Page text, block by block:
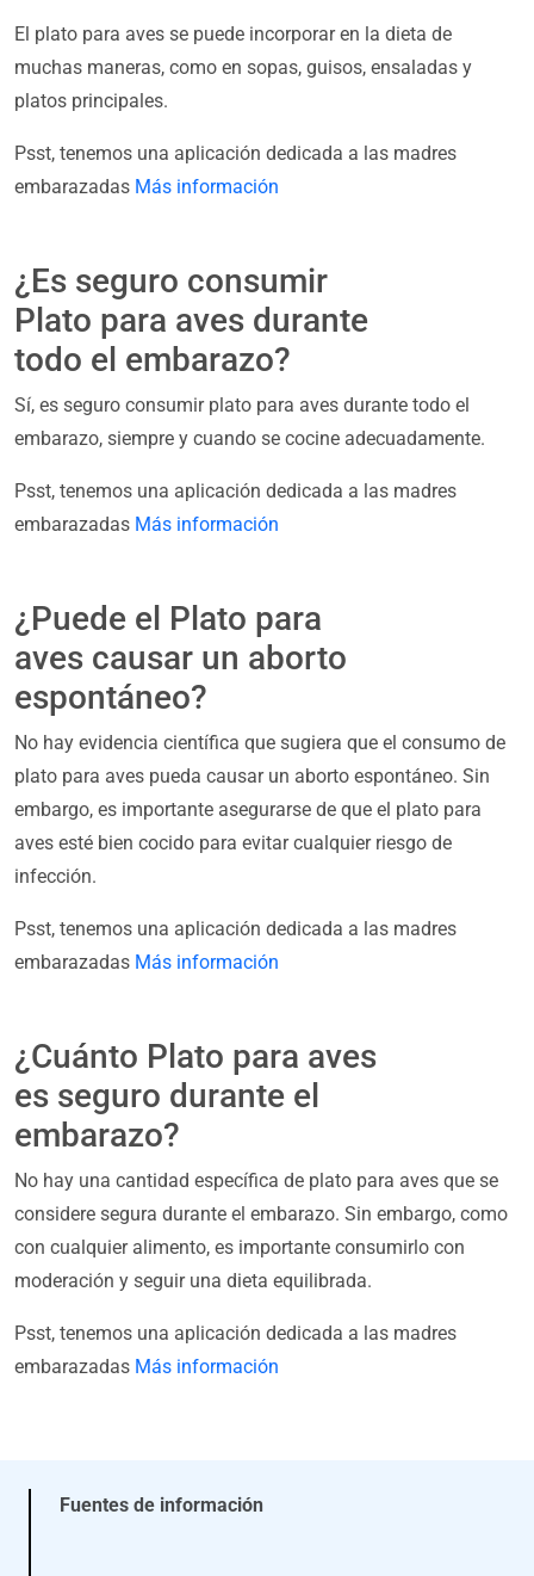
El plato para aves se puede incorporar en la dieta de
muchas maneras, como en sopas, guisos, ensaladas y
platos principales.
Psst, tenemos una aplicación dedicada a las madres
embarazadas Más información
¿Es seguro consumir
Plato para aves durante
todo el embarazo?
Sí, es seguro consumir plato para aves durante todo el
embarazo, siempre y cuando se cocine adecuadamente.
Psst, tenemos una aplicación dedicada a las madres
embarazadas Más información
¿Puede el Plato para
aves causar un aborto
espontáneo?
No hay evidencia científica que sugiera que el consumo de
plato para aves pueda causar un aborto espontáneo. Sin
embargo, es importante asegurarse de que el plato para
aves esté bien cocido para evitar cualquier riesgo de
infección.
Psst, tenemos una aplicación dedicada a las madres
embarazadas Más información
¿Cuánto Plato para aves
es seguro durante el
embarazo?
No hay una cantidad específica de plato para aves que se
considere segura durante el embarazo. Sin embargo, como
con cualquier alimento, es importante consumirlo con
moderación y seguir una dieta equilibrada.
Psst, tenemos una aplicación dedicada a las madres
embarazadas Más información
Fuentes de información